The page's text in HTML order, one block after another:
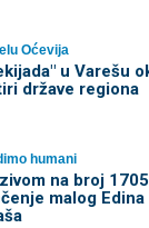
Oćevija
u Varešu
države regiona
humani
na broj
malog